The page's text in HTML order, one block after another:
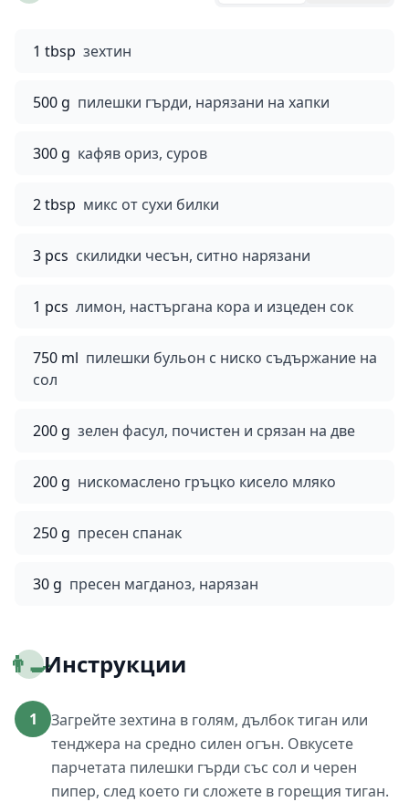
1 tbsp зехтин
500 g пилешки гърди, нарязани на хапки
300 g кафяв ориз, суров
2 tbsp микс от сухи билки
3 pcs скилидки чесън, ситно нарязани
1 pcs лимон, настъргана кора и изцеден сок
750 ml пилешки бульон с ниско съдържание на
сол
200 g зелен фасул, почистен и срязан на две
200 g нискомаслено гръцко кисело мляко
250 g пресен спанак
30 g пресен магданоз, нарязан
👨‍🍳Инструкции
1
Загрейте зехтина в голям, дълбок тиган или
тенджера на средно силен огън. Овкусете
парчетата пилешки гърди със сол и черен
пипер, след което ги сложете в горещия тиган.